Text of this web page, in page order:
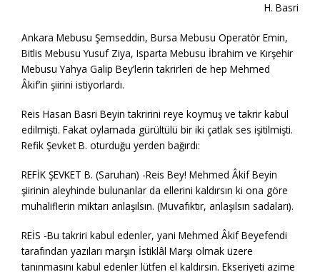
H. Basri
Ankara Mebusu Şemseddin, Bursa Mebusu Operatör Emin,
Bitlis Mebusu Yusuf Ziya, Isparta Mebusu İbrahim ve Kırşehir
Mebusu Yahya Galip Bey’lerin takrirleri de hep Mehmed
Âkif’in şiirini istiyorlardı.
Reis Hasan Basri Beyin takririni reye koymuş ve takrir kabul
edilmişti. Fakat oylamada gürültülü bir iki çatlak ses işitilmişti.
Refik Şevket B. oturduğu yerden bağırdı:
REFİK ŞEVKET B. (Saruhan) -Reis Bey! Mehmed Âkif Beyin
şiirinin aleyhinde bulunanlar da ellerini kaldırsın ki ona göre
muhaliflerin miktarı anlaşılsın. (Muvafıktır, anlaşılsın sadaları).
REİS -Bu takriri kabul edenler, yani Mehmed Âkif Beyefendi
tarafından yazıları marşın İstiklâl Marşı olmak üzere
tanınmasını kabul edenler lütfen el kaldırsın. Ekseriyeti azime